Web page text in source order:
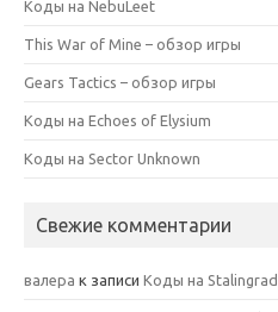
Коды на NebuLeet
This War of Mine – обзор игры
Gears Tactics – обзор игры
Коды на Echoes of Elysium
Коды на Sector Unknown
Свежие комментарии
валера к записи Коды на Stalingrad